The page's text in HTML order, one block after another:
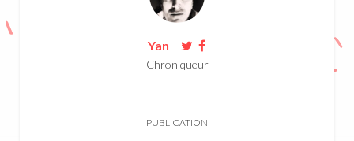
Yan
Chroniqueur
PUBLICATION